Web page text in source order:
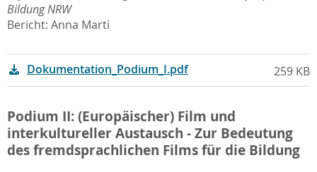
Bildung NRW
Bericht: Anna Marti
Dokumentation_Podium_I.pdf 259 KB
Podium II: (Europäischer) Film und
interkultureller Austausch - Zur Bedeutung
des fremdsprachlichen Films für die Bildung